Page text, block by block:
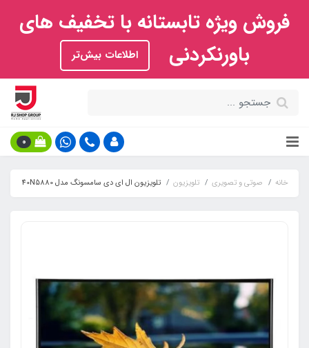
فروش ویژه تابستانه با تخفیف های
باورنکردنی
اطلاعات بیش‌تر
0
خانه صوتی و تصویری تلویزیون تلویزیون ال ای دی سامسونگ مدل 40N5880